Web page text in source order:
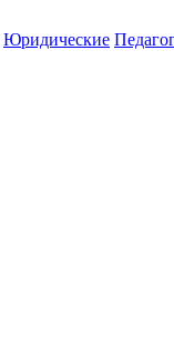
Юридические